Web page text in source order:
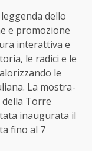
dello
e promozione
interattiva e
le radici e le
le
. La mostra-
Torre
inaugurata il
fino al 7